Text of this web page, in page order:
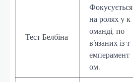
Тест Белбіна
Фокусується
на ролях у к
оманді, по
в’язаних із т
емперамент
ом.